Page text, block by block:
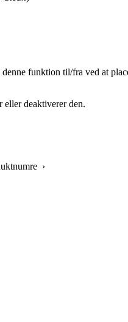
funktion til/fra ved at
eller deaktiverer den.
›